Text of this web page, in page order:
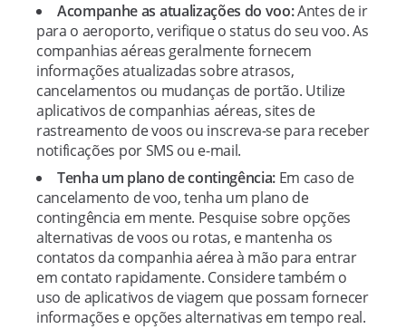
Acompanhe as atualizações do voo:Antes de ir
para o aeroporto, verifique o status do seu voo. As
companhias aéreas geralmente fornecem
informações atualizadas sobre atrasos,
cancelamentos ou mudanças de portão. Utilize
aplicativos de companhias aéreas, sites de
rastreamento de voos ou inscreva-se para receber
notificações por SMS ou e-mail.
Tenha um plano de contingência: Em caso de
cancelamento de voo, tenha um plano de
contingência em mente. Pesquise sobre opções
alternativas de voos ou rotas, e mantenha os
contatos da companhia aérea à mão para entrar
em contato rapidamente. Considere também o
uso de aplicativos de viagem que possam fornecer
informações e opções alternativas em tempo real.